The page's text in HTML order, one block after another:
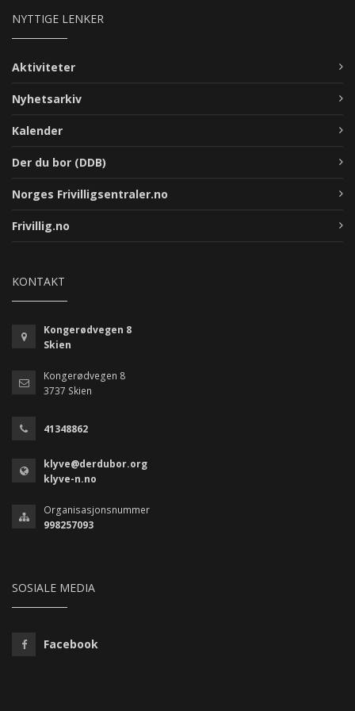
NYTTIGE LENKER
Aktiviteter
Nyhetsarkiv
Kalender
Der du bor (DDB)
Norges Frivilligsentraler.no
Frivillig.no
KONTAKT
Kongerødvegen 8
Skien
Kongerødvegen 8
3737 Skien
41348862
klyve@derdubor.org
klyve-n.no
Organisasjonsnummer
998257093
SOSIALE MEDIA
Facebook